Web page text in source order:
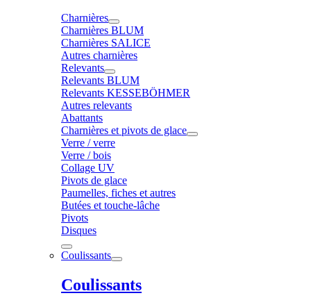
Charnières
Charnières BLUM
Charnières SALICE
Autres charnières
Relevants
Relevants BLUM
Relevants KESSEBÖHMER
Autres relevants
Abattants
Charnières et pivots de glace
Verre / verre
Verre / bois
Collage UV
Pivots de glace
Paumelles, fiches et autres
Butées et touche-lâche
Pivots
Disques
Coulissants
Coulissants